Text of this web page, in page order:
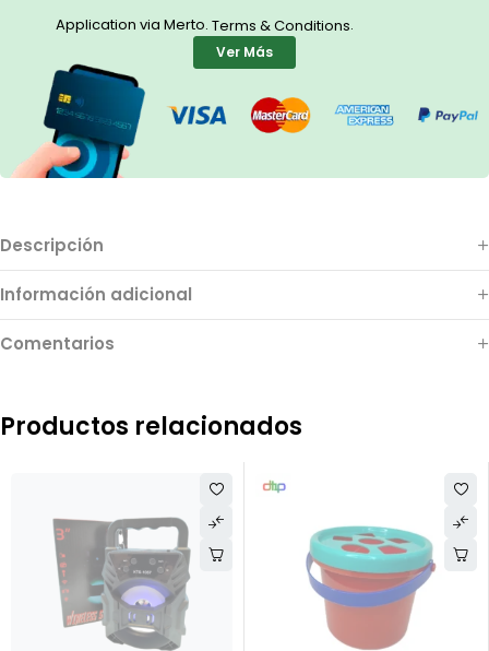
Application via Merto. Terms & Conditions.
Ver Más
Descripción
Información adicional
Comentarios
Productos relacionados